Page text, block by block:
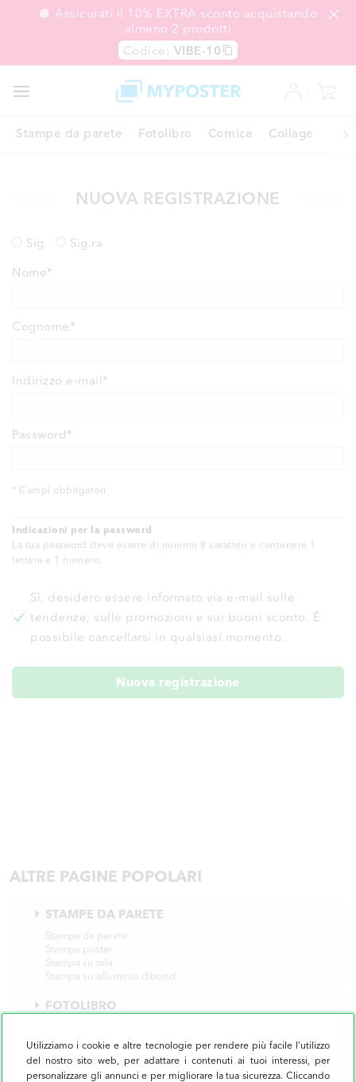
Utilizziamo i cookie e altre tecnologie per rendere più facile l'utilizzo
del nostro sito web, per adattare i contenuti ai tuoi interessi, per
personalizzare gli annunci e per migliorare la tua sicurezza. Cliccando
🪩 Assicurati il 10% EXTRA sconto acquistando
almeno 2 prodotti
Codice: VIBE-10
OFFERTE
EXPRESS
Stampe da parete Fotolibro Cornice Collage
NUOVA REGISTRAZIONE
Sig.
Sig.ra
Nome*
Cognome*
Indirizzo e-mail*
Password*
* Campi obbligatori
Indicazioni per la password
La tua password deve essere di minimo 8 caratteri e contenere 1
lettera e 1 numero.
Sì, desidero essere informato via e-mail sulle
tendenze, sulle promozioni e sui buoni sconto. È
possibile cancellarsi in qualsiasi momento.
Nuova registrazione
ALTRE PAGINE POPOLARI
STAMPE DA PARETE
Stampe da parete
Stampa poster
Stampa su tela
Stampa su alluminio dibond
FOTOLIBRO
CORNICE